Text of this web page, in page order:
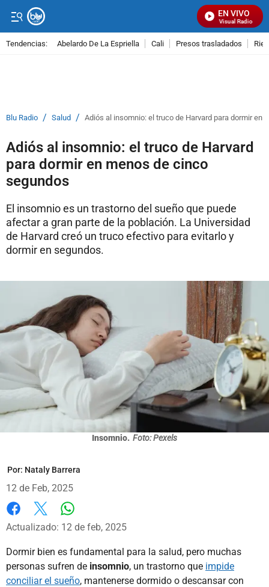
EN VIVO
Señal Visual Radio
Tendencias: Abelardo De La Espriella Cali Presos trasladados
Blu Radio / Salud / Adiós al insomnio: el truco de Harvard para dormir en
Adiós al insomnio: el truco de Harvard
para dormir en menos de cinco
segundos
El insomnio es un trastorno del sueño que puede
afectar a gran parte de la población. La Universidad
de Harvard creó un truco efectivo para evitarlo y
dormir en segundos.
Insomnio. Foto: Pexels
Por: Nataly Barrera
12 de Feb, 2025
Facebook
X
Actualizado: 12 de feb, 2025
Dormir bien es fundamental para la salud, pero muchas
personas sufren de insomnio, un trastorno que impide
conciliar el sueño, mantenerse dormido o descansar con